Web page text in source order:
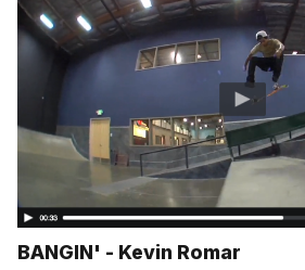
BANGIN' - Kevin Romar